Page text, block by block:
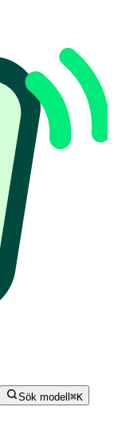
Sök modell ⌘K